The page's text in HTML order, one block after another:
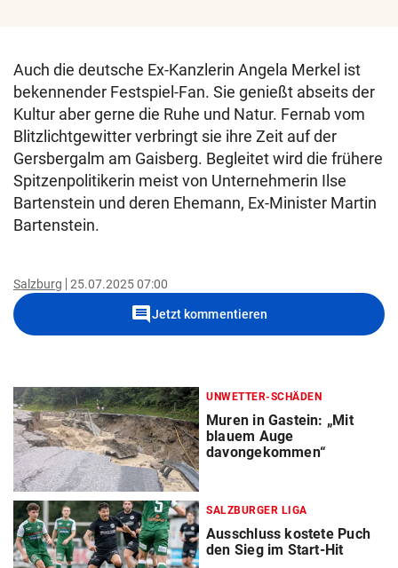
Auch die deutsche Ex-Kanzlerin Angela Merkel ist
bekennender Festspiel-Fan. Sie genießt abseits der
Kultur aber gerne die Ruhe und Natur. Fernab vom
Blitzlichtgewitter verbringt sie ihre Zeit auf der
Gersbergalm am Gaisberg. Begleitet wird die frühere
Spitzenpolitikerin meist von Unternehmerin Ilse
Bartenstein und deren Ehemann, Ex-Minister Martin
Bartenstein.
Salzburg 25.07.2025 07:00
commentJetzt kommentieren
UNWETTER-SCHÄDEN
Muren in Gastein: „Mit
blauem Auge
davongekommen“
SALZBURGER LIGA
Ausschluss kostete Puch
den Sieg im Start-Hit